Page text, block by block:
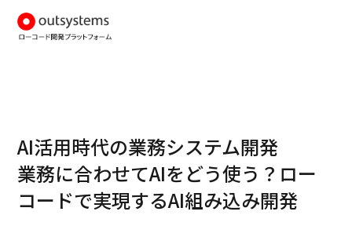
AI活用時代の業務システム開発
業務に合わせてAIをどう使う？ロー
コードで実現するAI組み込み開発